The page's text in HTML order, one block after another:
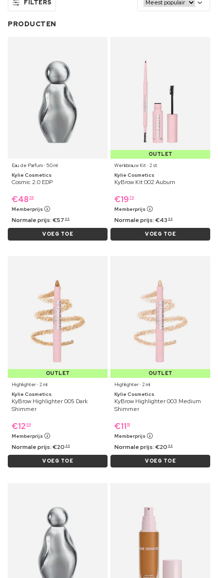
FILTERS
PRODUCTEN
Eau de Parfum ⋅ 50 ml
Kylie Cosmetics
Cosmic 2.0 EDP
€48 39
Memberprijs
Normale prijs:€57 99
VOEG TOE
OUTLET
Wenkbrauw Kit ⋅ 2 st
Kylie Cosmetics
KyBrow Kit 002 Auburn
€19 79
Memberprijs
Normale prijs:€43 99
VOEG TOE
OUTLET
Highlighter ⋅ 2 ml
Kylie Cosmetics
KyBrow Highlighter 005 Dark
Shimmer
€12 39
Memberprijs
Normale prijs:€20 99
VOEG TOE
OUTLET
Highlighter ⋅ 2 ml
Kylie Cosmetics
KyBrow Highlighter 003 Medium
Shimmer
€11 19
Memberprijs
Normale prijs:€20 99
VOEG TOE